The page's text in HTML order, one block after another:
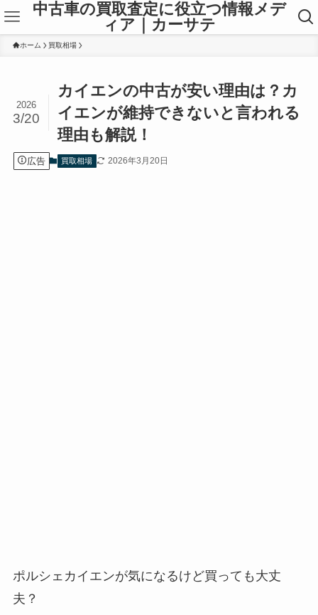
中古車の買取査定に役立つ情報メデ
ィア｜カーサテ
ホーム 買取相場
カイエンの中古が安い理由は？カ
イエンが維持できないと言われる
理由も解説！
2026
3/20
広告 買取相場 2026年3月20日
ポルシェカイエンが気になるけど買っても大丈
夫？